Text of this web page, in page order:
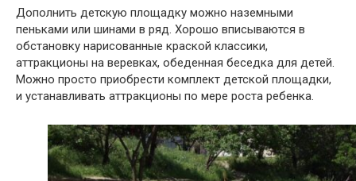
Дополнить детскую площадку можно наземными
пеньками или шинами в ряд. Хорошо вписываются в
обстановку нарисованные краской классики,
аттракционы на веревках, обеденная беседка для детей.
Можно просто приобрести комплект детской площадки,
и устанавливать аттракционы по мере роста ребенка.